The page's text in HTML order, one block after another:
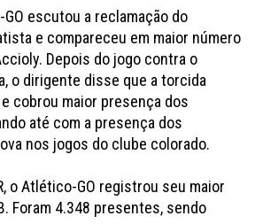
escutou a reclamação do
e compareceu em maior número
Depois do jogo contra o
o dirigente disse que a torcida
cobrou maior presença dos
até com a presença dos
nos jogos do clube colorado.
o Atlético-GO registrou seu maior
Foram 4.348 presentes, sendo